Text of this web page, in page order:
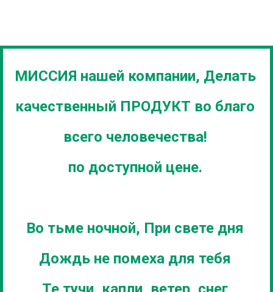
МИССИЯ нашей компании, Делать
качественный ПРОДУКТ во благо
всего человечества!
по доступной цене.
Во тьме ночной, При свете дня
Дождь не помеха для тебя